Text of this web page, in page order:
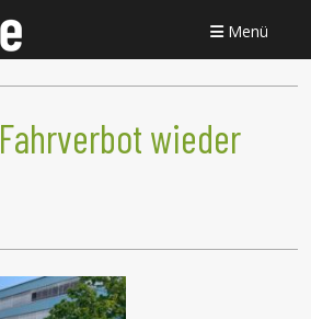
Menü
Fahrverbot wieder